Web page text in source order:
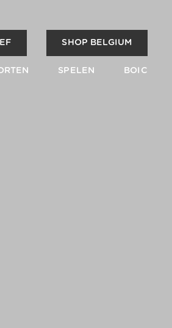
SHOP BELGIUM
SPELEN BOIC